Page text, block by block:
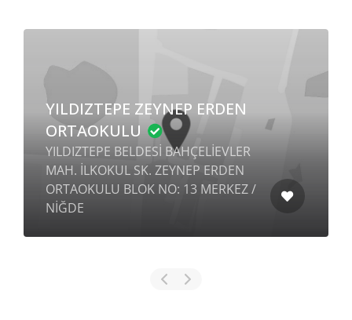
YILDIZTEPE ZEYNEP ERDEN
ORTAOKULU
YILDIZTEPE BELDESİ BAHÇELİEVLER
MAH. İLKOKUL SK. ZEYNEP ERDEN
ORTAOKULU BLOK NO: 13 MERKEZ /
NİĞDE